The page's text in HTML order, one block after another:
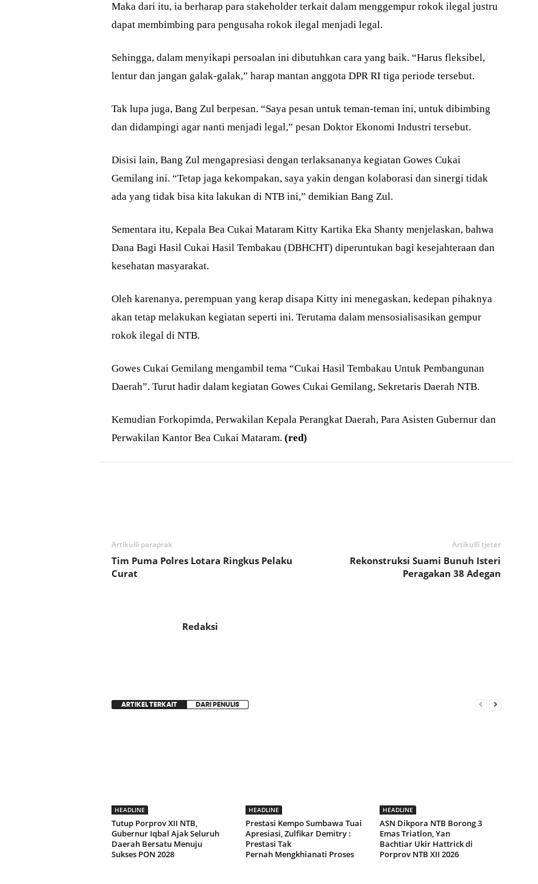
Maka dari itu, ia berharap para stakeholder terkait dalam menggempur rokok ilegal justru
dapat membimbing para pengusaha rokok ilegal menjadi legal.
Sehingga, dalam menyikapi persoalan ini dibutuhkan cara yang baik. “Harus fleksibel,
lentur dan jangan galak-galak,” harap mantan anggota DPR RI tiga periode tersebut.
Tak lupa juga, Bang Zul berpesan. “Saya pesan untuk teman-teman ini, untuk dibimbing
dan didampingi agar nanti menjadi legal,” pesan Doktor Ekonomi Industri tersebut.
Disisi lain, Bang Zul mengapresiasi dengan terlaksananya kegiatan Gowes Cukai
Gemilang ini. “Tetap jaga kekompakan, saya yakin dengan kolaborasi dan sinergi tidak
ada yang tidak bisa kita lakukan di NTB ini,” demikian Bang Zul.
Sementara itu, Kepala Bea Cukai Mataram Kitty Kartika Eka Shanty menjelaskan, bahwa
Dana Bagi Hasil Cukai Hasil Tembakau (DBHCHT) diperuntukan bagi kesejahteraan dan
kesehatan masyarakat.
Oleh karenanya, perempuan yang kerap disapa Kitty ini menegaskan, kedepan pihaknya
akan tetap melakukan kegiatan seperti ini. Terutama dalam mensosialisasikan gempur
rokok ilegal di NTB.
Gowes Cukai Gemilang mengambil tema “Cukai Hasil Tembakau Untuk Pembangunan
Daerah”. Turut hadir dalam kegiatan Gowes Cukai Gemilang, Sekretaris Daerah NTB.
Kemudian Forkopimda, Perwakilan Kepala Perangkat Daerah, Para Asisten Gubernur dan
Perwakilan Kantor Bea Cukai Mataram. (red)
Artikulli paraprak
Tim Puma Polres Lotara Ringkus Pelaku
Curat
Artikulli tjetër
Rekonstruksi Suami Bunuh Isteri
Peragakan 38 Adegan
Redaksi
ARTIKEL TERKAIT DARI PENULIS
HEADLINE
Tutup Porprov XII NTB,
Gubernur Iqbal Ajak Seluruh
Daerah Bersatu Menuju
Sukses PON 2028
HEADLINE
Prestasi Kempo Sumbawa Tuai
Apresiasi, Zulfikar Demitry :
Prestasi Tak
Pernah Mengkhianati Proses
HEADLINE
ASN Dikpora NTB Borong 3
Emas Triatlon, Yan
Bachtiar Ukir Hattrick di
Porprov NTB XII 2026